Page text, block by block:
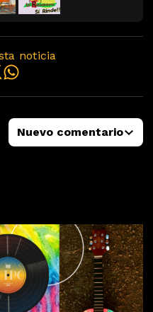
noticia
Nuevo comentario